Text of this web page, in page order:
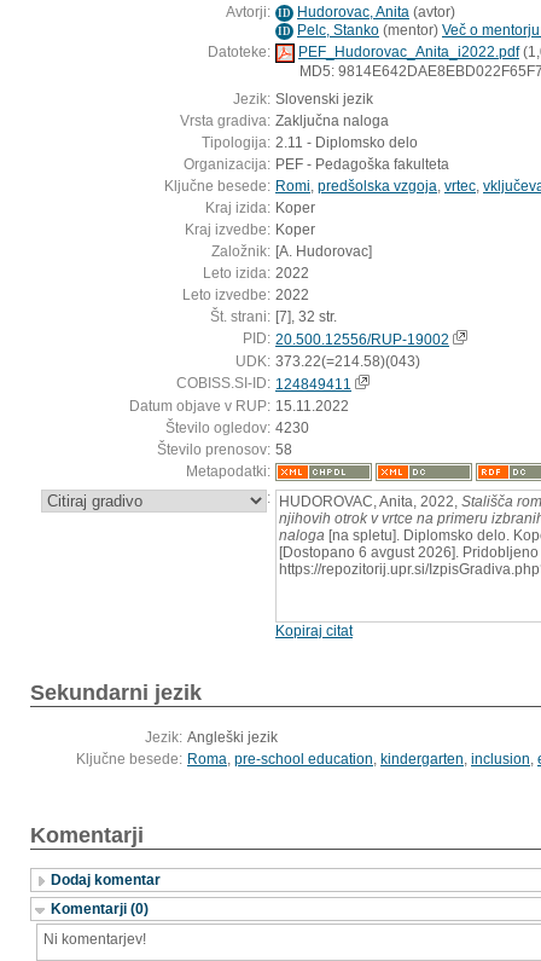
Avtorji: ID Hudorovac, Anita (avtor)
ID Pelc, Stanko (mentor) Več o
Datoteke:
PEF_Hudorovac_Anita_i2022.pdf
MD5:
Jezik: Slovenski jezik
Vrsta gradiva: Zaključna naloga
Tipologija: 2.11 - Diplomsko delo
Organizacija: PEF - Pedagoška fakulteta
Ključne besede: Romi predšolska vzgoja vrtec
Kraj izida: Koper
Kraj izvedbe: Koper
Založnik: [A. Hudorovac]
Leto izida: 2022
Leto izvedbe: 2022
Št. strani: [7], 32 str.
PID: 20.500.12556/RUP-19002
UDK: 373.22(=214.58)(043)
COBISS.SI-ID: 124849411
Datum objave v RUP: 15.11.2022
Število ogledov: 4230
Število prenosov: 58
Metapodatki:
: HUDOROVAC, Anita, 2022, Stališča
njihovih otrok v vrtce na primeru
naloga [na spletu]. Diplomsko delo.
[Dostopano 6 avgust 2026]. Pridobljeno
https://repozitorij.upr.si/
Kopiraj citat
Sekundarni jezik
Jezik: Angleški jezik
Ključne besede: Roma, pre-school education, kindergarten, inclusion,
Komentarji
Dodaj komentar
Komentarji (0)
Ni komentarjev!